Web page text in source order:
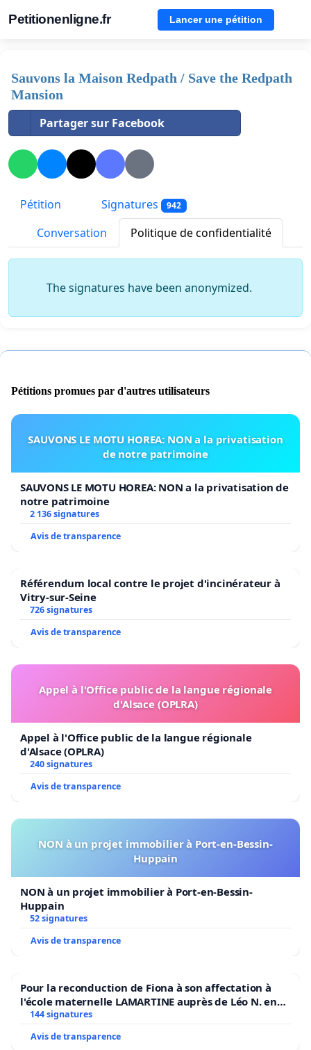
Petitionenligne.fr Lancer une pétition
Sauvons la Maison Redpath / Save the Redpath
Mansion
Partager sur Facebook
Pétition Signatures 942
Conversation Politique de confidentialité
The signatures have been anonymized.
Pétitions promues par d'autres utilisateurs
SAUVONS LE MOTU HOREA: NON a la privatisation
de notre patrimoine
SAUVONS LE MOTU HOREA: NON a la privatisation de
notre patrimoine
2 136 signatures
Avis de transparence
Référendum local contre le projet d'incinérateur à
Vitry-sur-Seine
726 signatures
Avis de transparence
Appel à l'Office public de la langue régionale
d'Alsace (OPLRA)
Appel à l'Office public de la langue régionale
d'Alsace (OPLRA)
240 signatures
Avis de transparence
NON à un projet immobilier à Port-en-Bessin-
Huppain
NON à un projet immobilier à Port-en-Bessin-
Huppain
52 signatures
Avis de transparence
Pour la reconduction de Fiona à son affectation à
l'école maternelle LAMARTINE auprès de Léo N. en
2026/2027
144 signatures
Avis de transparence